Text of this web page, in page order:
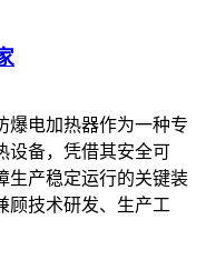
爆电加热器作为一种专
设备，凭借其安全可
生产稳定运行的关键装
顾技术研发、生产工